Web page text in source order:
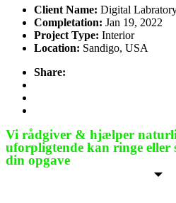
Client Name: Digital
Completation: Jan 19, 2022
Project Type: Interior
Location: Sandigo, USA
Share:
Vi rådgiver & hjælper
uforpligtende kan ringe
din opgave